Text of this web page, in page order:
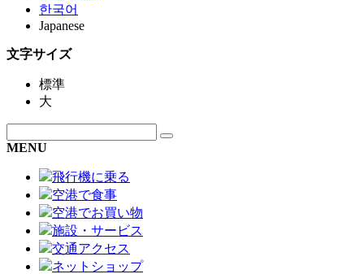
한국어
Japanese
文字サイズ
標準
大
MENU
飛行機に乗る
空港で食事
空港でお買い物
施設・サービス
交通アクセス
ネットショップ